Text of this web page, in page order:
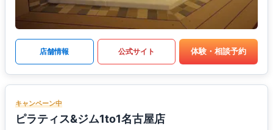
店舗情報 公式サイト 体験・相談予約
キャンペーン中
ピラティス&ジム1to1名古屋店